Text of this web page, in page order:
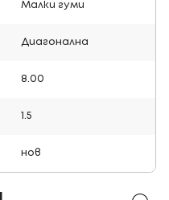
Малки гуми
Диагонална
8.00
1.5
нов